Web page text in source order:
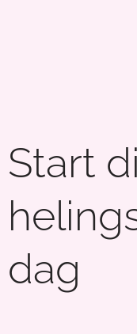
Start
dag